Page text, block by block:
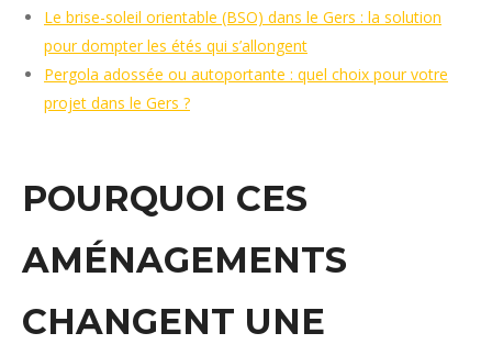
Le brise-soleil orientable (BSO) dans le Gers : la solution
pour dompter les étés qui s’allongent
Pergola adossée ou autoportante : quel choix pour votre
projet dans le Gers ?
POURQUOI CES
AMÉNAGEMENTS
CHANGENT UNE